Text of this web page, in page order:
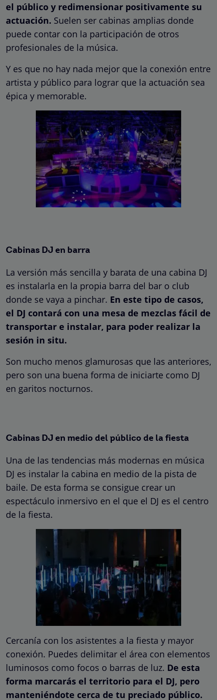
el público y redimensionar positivamente su
actuación. Suelen ser cabinas amplias donde
puede contar con la participación de otros
profesionales de la música.
Y es que no hay nada mejor que la conexión entre
artista y público para lograr que la actuación sea
épica y memorable.
Cabinas DJ en barra
La versión más sencilla y barata de una cabina DJ
es instalarla en la propia barra del bar o club
donde se vaya a pinchar. En este tipo de casos,
el DJ contará con una mesa de mezclas fácil de
transportar e instalar, para poder realizar la
sesión in situ.
Son mucho menos glamurosas que las anteriores,
pero son una buena forma de iniciarte como DJ
en garitos nocturnos.
Cabinas DJ en medio del público de la fiesta
Una de las tendencias más modernas en música
DJ es instalar la cabina en medio de la pista de
baile. De esta forma se consigue crear un
espectáculo inmersivo en el que el DJ es el centro
de la fiesta.
Cercanía con los asistentes a la fiesta y mayor
conexión. Puedes delimitar el área con elementos
luminosos como focos o barras de luz. De esta
forma marcarás el territorio para el DJ, pero
manteniéndote cerca de tu preciado público.